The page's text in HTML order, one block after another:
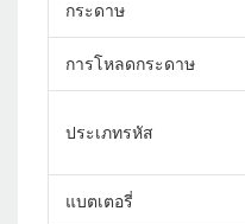
กระดาษ
การโหลดกระดาษ
ประเภทรหัส
แบตเตอรี่